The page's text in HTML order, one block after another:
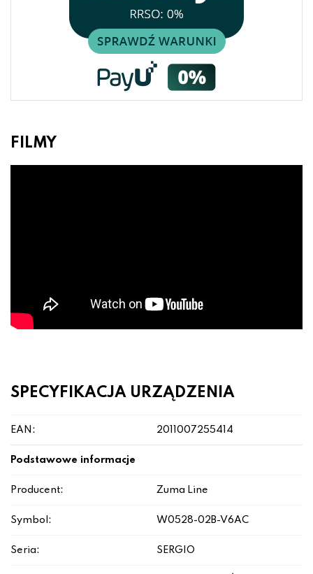
FILMY
SPECYFIKACJA URZĄDZENIA
EAN: 2011007255414
Podstawowe informacje
Producent: Zuma Line
Symbol: W0528-02B-V6AC
Seria: SERGIO